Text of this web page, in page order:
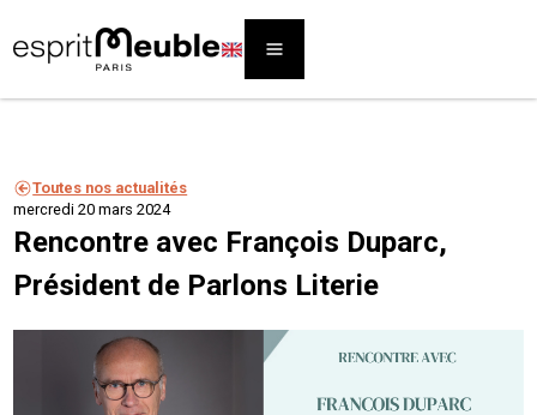
Toutes nos actualités
mercredi 20 mars 2024
Rencontre avec François Duparc,
Président de Parlons Literie